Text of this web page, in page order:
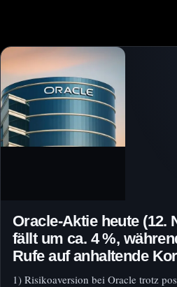
Oracle-Aktie heute (12.
fällt um ca. 4 %,
Rufe auf anhaltende
1) Risikoaversion bei Oracle trotz